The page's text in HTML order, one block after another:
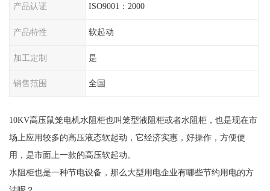
产品认证 ISO9001：2000
产品特性 软起动
加工定制 是
销售范围 全国
10KV高压鼠笼电机水阻柜也叫笼型液阻柜或者水阻柜，也是现在市
场上应用较多的高压液态软起动，它经济实惠，好操作，方便使
用，是市面上一款的高压软起动。
水阻柜也是一种节电设备，那么大型用电企业有哪些节约用电的方